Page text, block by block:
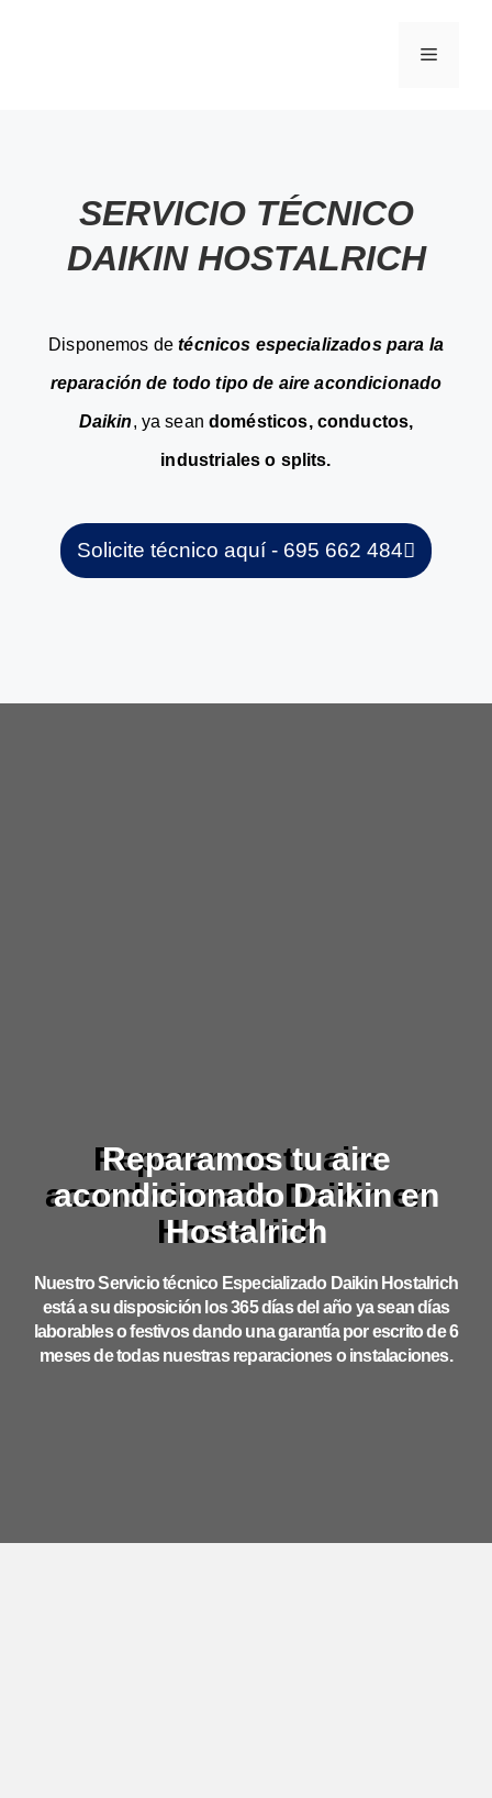
SERVICIO TÉCNICO
DAIKIN HOSTALRICH
Disponemos detécnicos especializados para la
reparación de todo tipo de aire acondicionado
Daikin, ya seandomésticos, conductos,
industriales o splits.
Solicite técnico aquí - 695 662 484
Reparamos tu aire
acondicionado Daikin en
Hostalrich
Nuestro Servicio técnico Especializado Daikin Hostalrich
está a su disposición los 365 días del año ya sean días
laborables o festivos dando una garantía por escrito de 6
meses de todas nuestras reparaciones o instalaciones.